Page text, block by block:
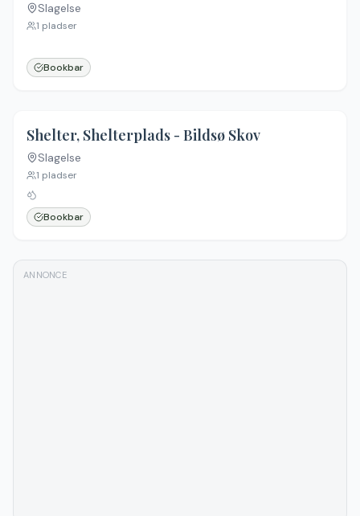
Ingen billeder
Slagelse
1 pladser
Bookbar
Ingen billeder
Shelter, Shelterplads - Bildsø Skov
Slagelse
1 pladser
Bookbar
ANNONCE